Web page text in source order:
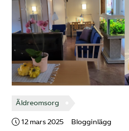
Äldreomsorg
12 mars 2025 Blogginlägg